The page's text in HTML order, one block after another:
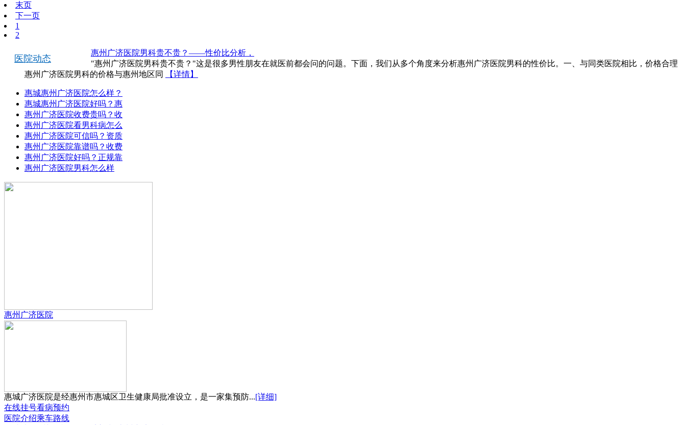
末页
下一页
1
2
医院动态
惠州广济医院男科贵不贵？——性价比分析，
"惠州广济医院男科贵不贵？"这是很多男性朋友在就医前都会问的问题。下面，我们从多个角度来分析惠州广济医院男科的性价比。一、与同类医院相比，价格合理
惠州广济医院男科的价格与惠州地区同
【详情】
惠城惠州广济医院怎么样？
惠城惠州广济医院好吗？惠
惠州广济医院收费贵吗？收
惠州广济医院看男科病怎么
惠州广济医院可信吗？资质
惠州广济医院靠谱吗？收费
惠州广济医院好吗？正规靠
惠州广济医院男科怎么样
惠州广济医院
惠城广济医院是经惠州市惠城区卫生健康局批准设立，是一家集预防...[详细]
在线挂号看病预约
医院介绍乘车路线